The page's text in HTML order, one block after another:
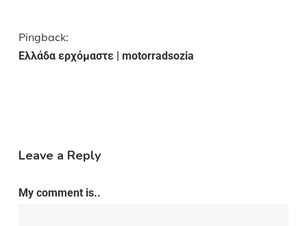
Pingback:
Ελλάδα ερχόμαστε | motorradsozia
Leave a Reply
My comment is..